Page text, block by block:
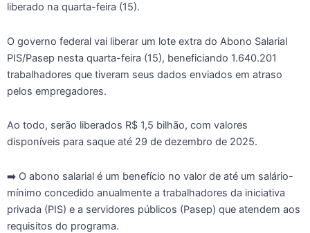
liberado na quarta-feira (15).
O governo federal vai liberar um lote extra do Abono Salarial
PIS/Pasep nesta quarta-feira (15), beneficiando 1.640.201
trabalhadores que tiveram seus dados enviados em atraso
pelos empregadores.
Ao todo, serão liberados R$ 1,5 bilhão, com valores
disponíveis para saque até 29 de dezembro de 2025.
➡️ O abono salarial é um benefício no valor de até um salário-
mínimo concedido anualmente a trabalhadores da iniciativa
privada (PIS) e a servidores públicos (Pasep) que atendem aos
requisitos do programa.